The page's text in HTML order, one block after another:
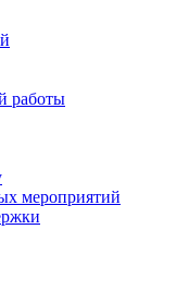
работы
мероприятий